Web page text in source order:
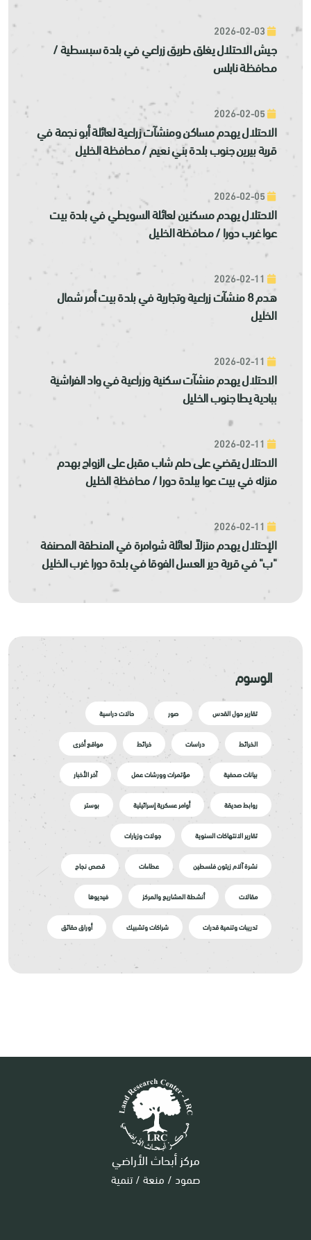
جيش الاحتلال يغلق طريق زراعي في بلدة سبسطية /
محافظة نابلس
الاحتلال يهدم مساكن ومنشآت زراعية لعائلة أبو نجمة في
قرية بيرين جنوب بلدة بني نعيم / محافظة الخليل
الاحتلال يهدم مسكنين لعائلة السويطي في بلدة بيت
عوا غرب دورا / محافظة الخليل
هدم 8 منشآت زراعية وتجارية في بلدة بيت أمر شمال
الخليل
الاحتلال يهدم منشآت سكنية وزراعية في واد الفراشية
ببادية يطا جنوب الخليل
الاحتلال يقضي على حلم شاب مقبل على الزواج بهدم
منزله في بيت عوا ببلدة دورا / محافظة الخليل
الإحتلال يهدم منزلاً لعائلة شوامرة في المنطقة المصنفة
"ب" في قرية دير العسل الفوقا في بلدة دورا غرب الخليل
الوسوم
تقارير حول القدس صور حالات دراسية
الخرائط دراسات خرائط مواقع أخرى
بيانات صحفية مؤتمرات وورشات عمل آخر الأخبار
روابط صديقة أوامر عسكرية إسرائيلية بوستر
تقارير الانتهاكات السنوية جولات وزيارات
نشرة آلام زيتون فلسطين عطاءات قصص نجاح
مقالات أنشطة المشاريع والمركز فيديوها
تدريبات وتنمية قدرات شراكات وتشبيك أوراق حقائق
مركز أبحاث الأراضي
صمود / منعة / تنمية